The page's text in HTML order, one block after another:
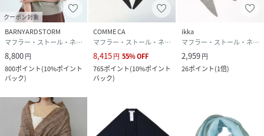
り、
実物と色味が異なる場合がございます。
※入荷状況により、お届け予定が前後する場合があります。
※お客様への発送が店頭販売より遅れる場合もあります。
※追加生産商品は、一部の店舗、通販で販売中の場合がござ
います。
------------------------------------------------------------
----------
クーポン対象
BARNYARDSTORM
マフラー・ストール・ネックウォーマー
8,800円
800ポイント(10%ポイント
バック)
COMME CA
マフラー・ストール・ネックウォーマー
8,415円 55%OFF
765ポイント(10%ポイント
バック)
ikka
マフラー・ストール・ネックウォーマー
2,959円
26ポイント(1倍)